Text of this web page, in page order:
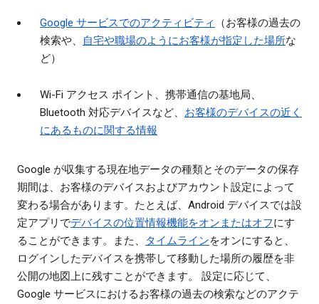
Google サービスでのアクティビティ
（お客様の過去の
検索や、
自宅や職場のようにお客様が指定した場所な
ど）
Wi-Fi アクセス ポイント、携帯通信の基地局、
Bluetooth 対応デバイスなど、 お客様のデバイスの近く
にあるものに関する情報
Google が収集する現在地データの種類とそのデータの保存
期間は、お客様のデバイスおよびアカウント設定によって
変わる場合があります。たとえば、Android デバイスでは設
定アプリでデバイスの位置情報機能をオンまたはオフにす
ることができます。また、
タイムラインをオンにすると、
ログインしたデバイスを携帯して移動した場所の履歴を非
公開の地図上に残すことができます。 設定に応じて、
Google サービスにおけるお客様の過去の検索などのアクテ